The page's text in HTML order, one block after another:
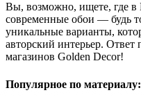
Вы, возможно, ищете, где в
современные обои — будь
уникальные варианты,
авторский интерьер.
магазинов Golden Decor!
Популярное по материалу: